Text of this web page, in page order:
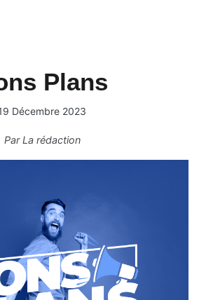
Plans
Décembre 2023
ParLa rédaction